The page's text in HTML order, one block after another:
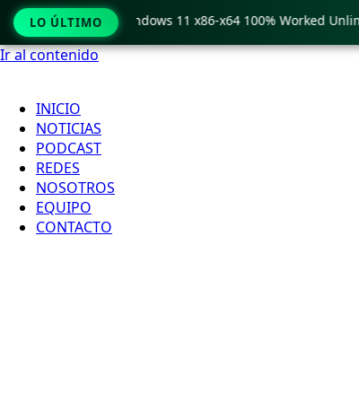
Ir al contenido
INICIO
NOTICIAS
PODCAST
REDES
NOSOTROS
EQUIPO
CONTACTO
LO ÚLTIMO
Crack only Windows 11 x86-x64 100% Worked Unlimited